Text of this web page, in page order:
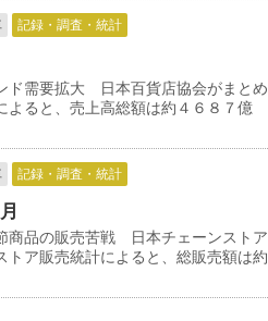
記録・調査・統計
需要拡大 日本百貨店協会がまとめ
よると、売上高総額は約４６８７億
記録・調査・統計
商品の販売苦戦 日本チェーンストア
ア販売統計によると、総販売額は約